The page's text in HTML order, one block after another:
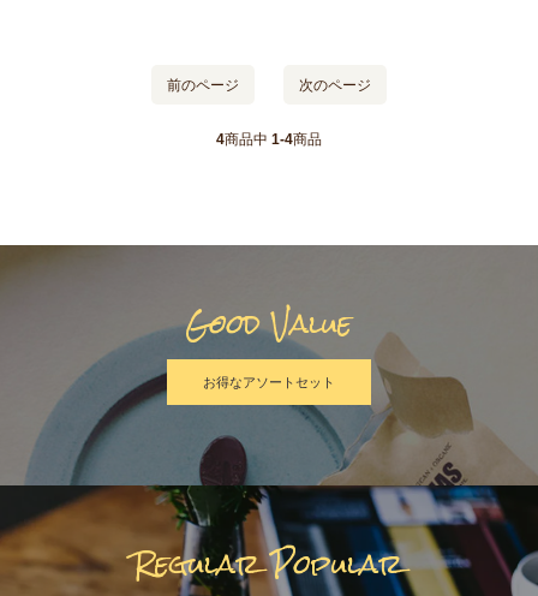
前のページ 次のページ
4商品中 1-4商品
Good Value
お得なアソートセット
Regular Popular